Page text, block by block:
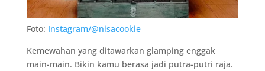
Foto: Instagram/@nisacookie
Kemewahan yang ditawarkan glamping enggak
main-main. Bikin kamu berasa jadi putra-putri raja.